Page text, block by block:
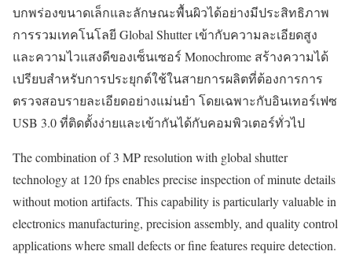
บกพร่องขนาดเล็กและลักษณะพื้นผิวได้อย่างมีประสิทธิภาพ
การรวมเทคโนโลยี Global Shutter เข้ากับความละเอียดสูง
และความไวแสงดีของเซ็นเซอร์ Monochrome สร้างความได้
เปรียบสำหรับการประยุกต์ใช้ในสายการผลิตที่ต้องการการ
ตรวจสอบรายละเอียดอย่างแม่นยำ โดยเฉพาะกับอินเทอร์เฟซ
USB 3.0 ที่ติดตั้งง่ายและเข้ากันได้กับคอมพิวเตอร์ทั่วไป
The combination of 3 MP resolution with global shutter
technology at 120 fps enables precise inspection of minute details
without motion artifacts. This capability is particularly valuable in
electronics manufacturing, precision assembly, and quality control
applications where small defects or fine features require detection.